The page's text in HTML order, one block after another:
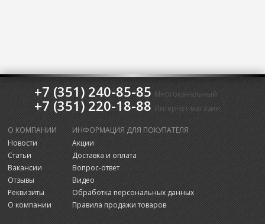
+7 (351) 240-85-85 Многоканальный
+7 (351) 220-18-88 Интернет-магазин
О КОМПАНИИ
Новости
Статьи
Вакансии
Отзывы
Реквизиты
О компании
ИНФОРМАЦИЯ ДЛЯ ПОКУПАТЕЛЯ
Акции
Доставка и оплата
Вопрос-ответ
Видео
Обработка персональных данных
Правила продажи товаров